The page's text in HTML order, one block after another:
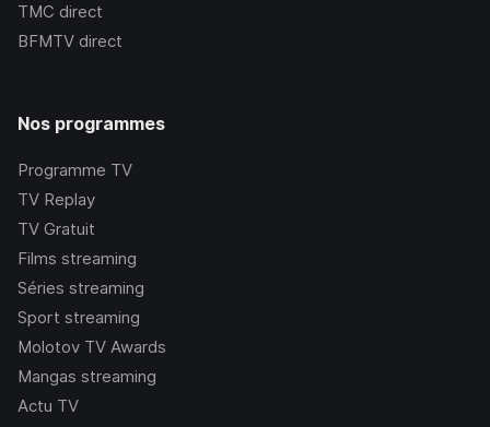
TMC direct
BFMTV direct
Nos programmes
Programme TV
TV Replay
TV Gratuit
Films streaming
Séries streaming
Sport streaming
Molotov TV Awards
Mangas streaming
Actu TV